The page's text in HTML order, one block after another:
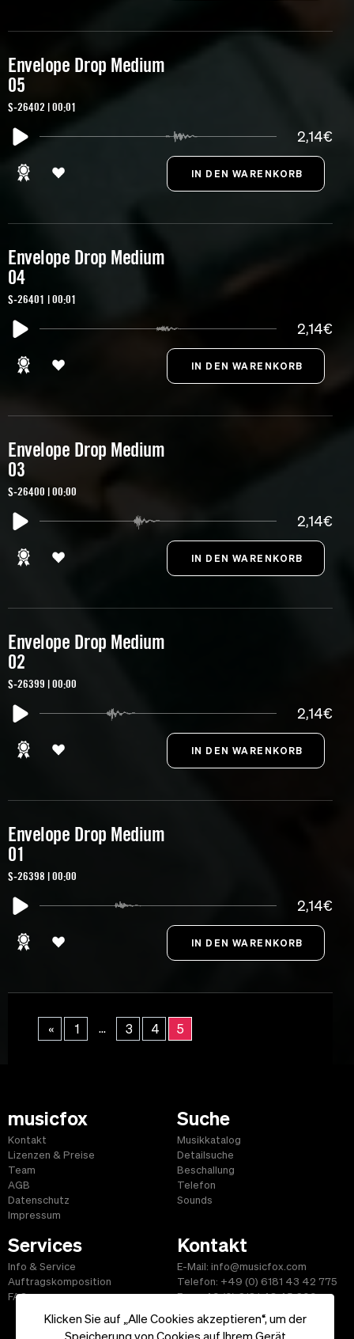
Klicken Sie auf „Alle Cookies akzeptieren“, um der
Speicherung von Cookies auf Ihrem Gerät
Envelope Drop Medium
05
S-26402 | 00:01
2,14€
Envelope Drop Medium
04
S-26401 | 00:01
2,14€
Envelope Drop Medium
03
S-26400 | 00:00
2,14€
Envelope Drop Medium
02
S-26399 | 00:00
2,14€
Envelope Drop Medium
01
S-26398 | 00:00
2,14€
« 1 ... 3 4 5
musicfox
Kontakt
Lizenzen & Preise
Team
AGB
Datenschutz
Impressum
Suche
Musikkatalog
Detailsuche
Beschallung
Telefon
Sounds
Services
Info & Service
Auftragskomposition
FAQ
Kontakt
E-Mail: info@musicfox.com
Telefon: +49 (0) 6181 43 42 775
Fax: +49 (0) 6181 43 45 609